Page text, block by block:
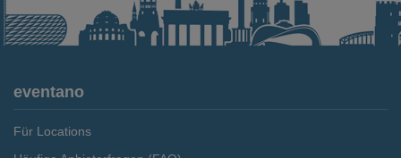
eventano
Für Locations